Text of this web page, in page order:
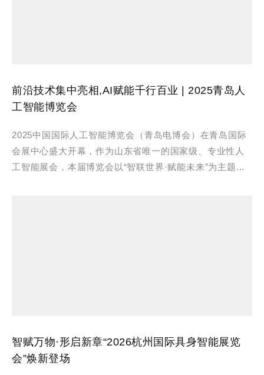
前沿技术集中亮相,AI赋能千行百业 | 2025青岛人
工智能博览会
2025中国国际人工智能博览会（青岛电博会）在青岛国际
会展中心盛大开幕，作为山东省唯一的国家级、专业性人
工智能展会，本届博览会以“智联世界·赋能未来”为主题...
智赋万物·形启新章“2026杭州国际具身智能展览
会”焕新登场